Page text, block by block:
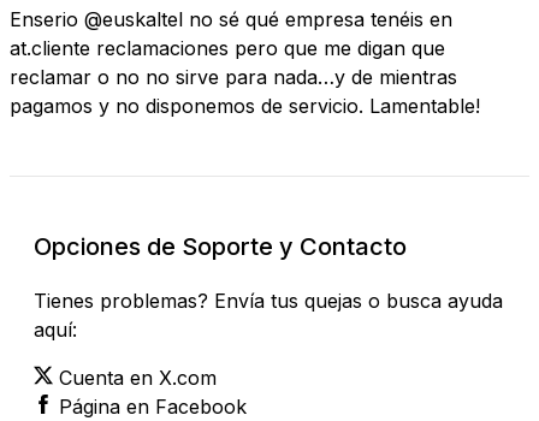
Enserio @euskaltel no sé qué empresa tenéis en
at.cliente reclamaciones pero que me digan que
reclamar o no no sirve para nada…y de mientras
pagamos y no disponemos de servicio. Lamentable!
Opciones de Soporte y Contacto
Tienes problemas? Envía tus quejas o busca ayuda
aquí:
Cuenta en X.com
Página en Facebook